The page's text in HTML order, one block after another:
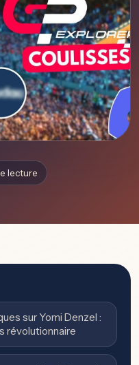
lecture
sur Yomi Denzel :
révolutionnaire